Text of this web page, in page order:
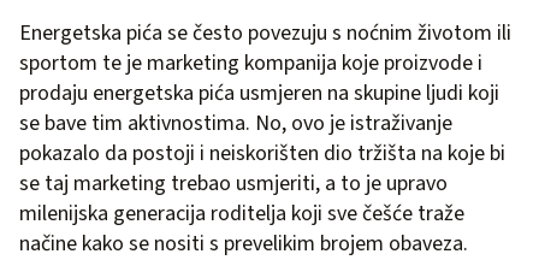
Energetska pića se često povezuju s noćnim životom ili
sportom te je marketing kompanija koje proizvode i
prodaju energetska pića usmjeren na skupine ljudi koji
se bave tim aktivnostima. No, ovo je istraživanje
pokazalo da postoji i neiskorišten dio tržišta na koje bi
se taj marketing trebao usmjeriti, a to je upravo
milenijska generacija roditelja koji sve češće traže
načine kako se nositi s prevelikim brojem obaveza.